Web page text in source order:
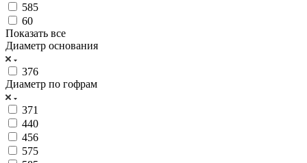
585
60
Показать все
Диаметр основания
376
Диаметр по гофрам
371
440
456
575